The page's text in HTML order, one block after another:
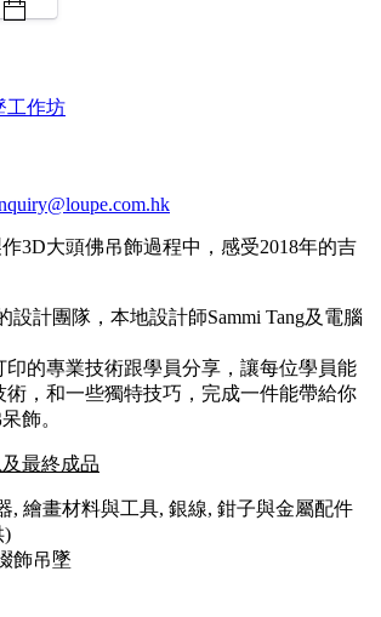
工作坊
3D大頭佛吊飾過程中，感受2018年的吉
設計團隊，本地設計師Sammi Tang及電腦
印的專業技術跟學員分享，讓每位學員能
術，和一些獨特技巧，完成一件能帶給你
飾。
最終成品
, 繪畫材料與工具, 銀線, 鉗子與金屬配件
)
飾吊墜